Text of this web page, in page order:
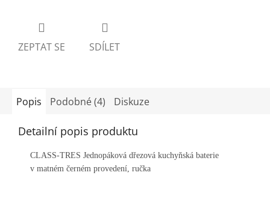
ZEPTAT SE SDÍLET
Popis Podobné (4) Diskuze
Detailní popis produktu
CLASS-TRES Jednopáková dřezová kuchyňská baterie
v matném černém provedení, ručka